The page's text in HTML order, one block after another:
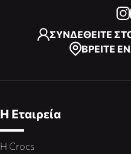
ΣΥΝΔΕΘΕΙΤΕ
ΒΡΕΙΤΕ
Η Εταιρεία
Η Crocs